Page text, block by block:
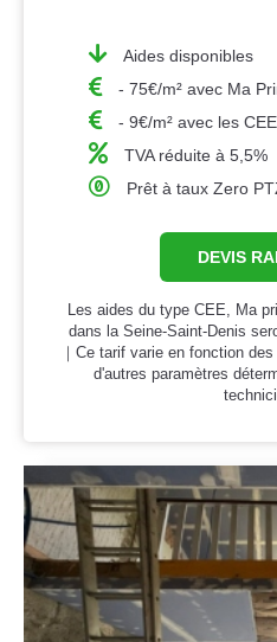
Aides disponibles
- 75€/m² avec Ma
- 9€/m² avec les CEE
TVA réduite à 5,5%
Prêt à taux Zero
DEVIS
Les aides du type CEE, Ma
dans la Seine-Saint-Denis
｜Ce tarif varie en fonction
d'autres paramètres